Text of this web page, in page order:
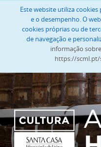
Este website utiliza
e o desempenho. O
cookies próprias ou de
de navegação e
informação
https://scml.pt/